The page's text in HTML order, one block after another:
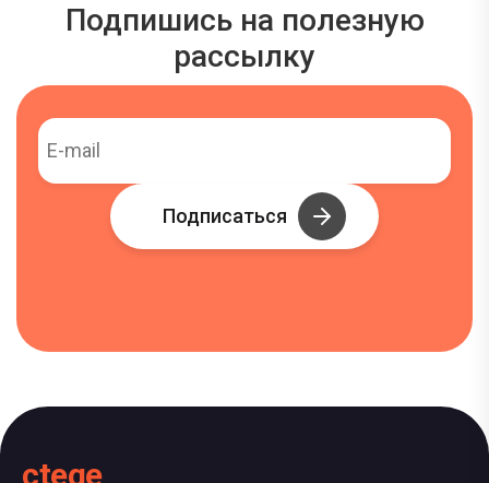
Подпишись на полезную
рассылку
Подписаться
ctege